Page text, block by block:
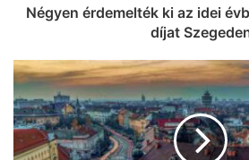
Négyen érdemelték ki az idei
díjat